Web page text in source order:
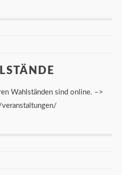
Wahlständen sind online. –>